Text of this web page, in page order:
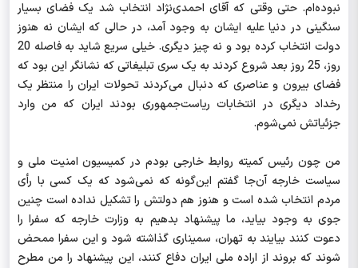
نبوده‌ام. حتی وقتی که آقای احمدی‌نژاد انتخاب شد یک فضای بسیار
سنگینی در دنیا علیه ایشان به وجود آمد، در حالی که ایشان نه هنوز
دولت انتخاب کرده بود و نه چیز دیگری. خیلی سریع شاید به فاصله 20
روز، 25 روز بعد شروع کردند به یک سری تبلیغاتی که نشانگر این بود که
فضای بیرون و عناصری که دنبال می‌کردند تحولات ایران را منتظر یک
رخداد دیگری در انتخابات ریاست‌جمهوری بودند ایران که من وارد
جزئیاتش نمی‌شوم.
من چون رئیس کمیته روابط خارجی بودم در کمیسیون امنیت ملی و
سیاست خارجه آن‌جا گفتم این‌گونه که نمی‌شود که یک کسی با رأی
مردم انتخاب شده است و هنوز هم دولتش را تشکیل نداده است چنین
جوی به وجود بیاید، ما پیشنهاد بدهیم به وزارت خارجه که سفرا را
دعوت کنند بیایند به تهران، سمیناری گذاشته شود و این سفرا ممحض
شوند که بروند از اراده ملی ایران دفاع کنند، این پیشنهاد را من مطرح